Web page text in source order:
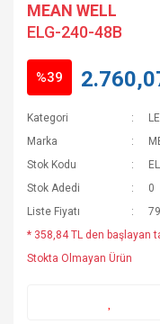
MEAN WELL
ELG-240-48B
%39
Kategori
Marka
Stok Kodu
Stok Adedi
0
Liste Fiyatı
* 358,84 TL den başlayan
Stokta Olmayan Ürün